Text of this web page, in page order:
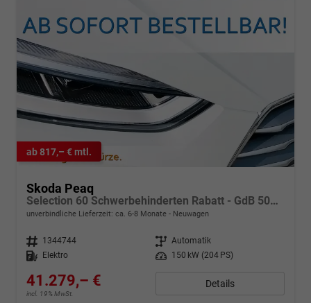
ab 817,– € mtl.
Skoda Peaq
Selection 60 Schwerbehinderten Rabatt - GdB 50% FÖRDERFÄHIG
unverbindliche Lieferzeit: ca. 6-8 Monate Neuwagen
Fahrzeugnr. 1344744 Getriebe Automatik
Kraftstoff
Elektro Leistung 150 kW (204 PS)
41.279,– €
incl. 19% MwSt.
Details